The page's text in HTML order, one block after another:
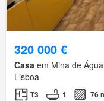
320 000 €
Casa em Mina de
Lisboa
T3 1 76